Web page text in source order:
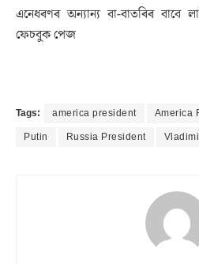
এনেধৰণৰ অন্যান্য বা-বাতৰিৰ
ফেচবুক পেজ
Tags: america president America
Putin
Russia President